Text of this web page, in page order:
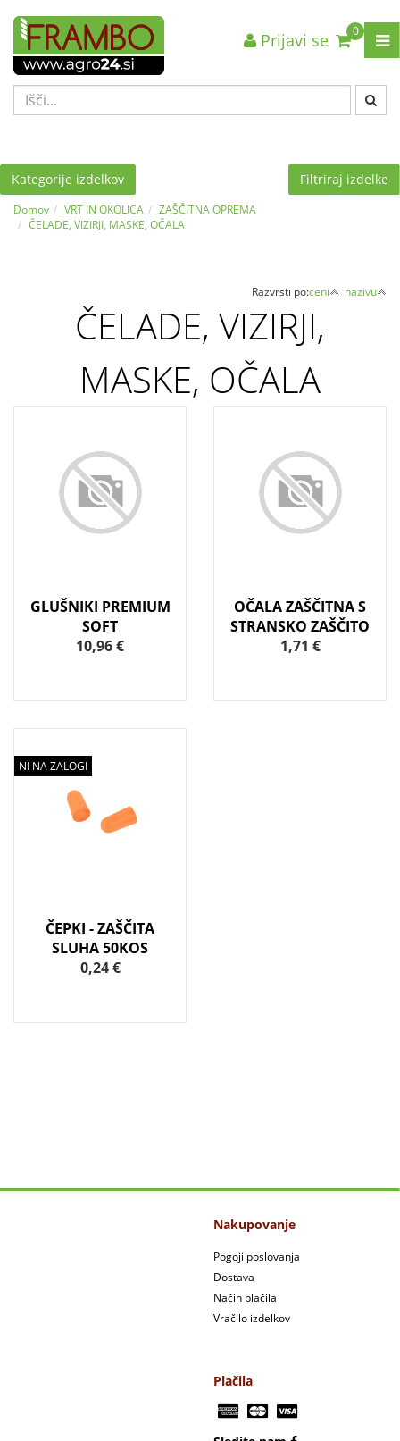
Nazaj en nivo
VRSTA 1
VRSTA 3
Nazaj en nivo
VRSTA 1
VRSTA 3
Nazaj en nivo
VRSTA 1
VRSTA 3
0
Prijavi se
Kategorije izdelkov Filtriraj izdelke
Domov VRT IN OKOLICA
ZAŠČITNA OPREMA
ČELADE, VIZIRJI, MASKE, OČALA
Razvrsti po:ceni nazivu
ČELADE, VIZIRJI,
MASKE, OČALA
GLUŠNIKI PREMIUM
SOFT
10,96 €
OČALA ZAŠČITNA S
STRANSKO ZAŠČITO
1,71 €
NI NA ZALOGI
ČEPKI - ZAŠČITA
SLUHA 50KOS
0,24 €
Nakupovanje
Pogoji poslovanja
Dostava
Način plačila
Vračilo izdelkov
Plačila